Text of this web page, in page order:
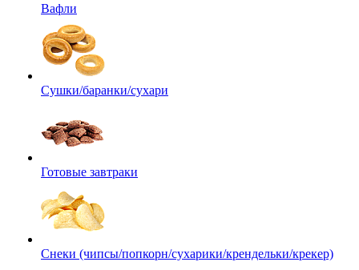
Вафли
Сушки/баранки/сухари
Готовые завтраки
Снеки (чипсы/попкорн/сухарики/крендельки/крекер)